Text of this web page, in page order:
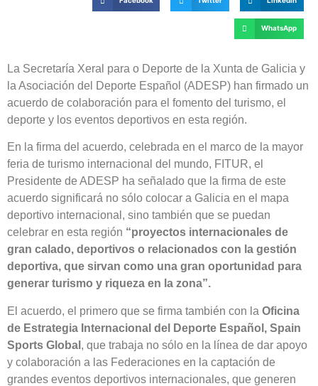
WhatsApp
La Secretaría Xeral para o Deporte de la Xunta de Galicia y
la Asociación del Deporte Español (ADESP) han firmado un
acuerdo de colaboración para el fomento del turismo, el
deporte y los eventos deportivos en esta región.
En la firma del acuerdo, celebrada en el marco de la mayor
feria de turismo internacional del mundo, FITUR, el
Presidente de ADESP ha señalado que la firma de este
acuerdo significará no sólo colocar a Galicia en el mapa
deportivo internacional, sino también que se puedan
celebrar en esta región “proyectos internacionales de
gran calado, deportivos o relacionados con la gestión
deportiva, que sirvan como una gran oportunidad para
generar turismo y riqueza en la zona”.
El acuerdo, el primero que se firma también con la Oficina
de Estrategia Internacional del Deporte Español, Spain
Sports Global , que trabaja no sólo en la línea de dar apoyo
y colaboración a las Federaciones en la captación de
grandes eventos deportivos internacionales, que generen